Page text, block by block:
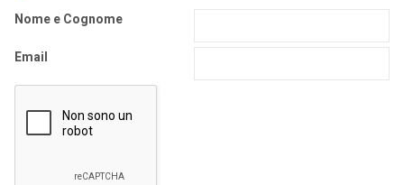
Nome e Cognome
Email